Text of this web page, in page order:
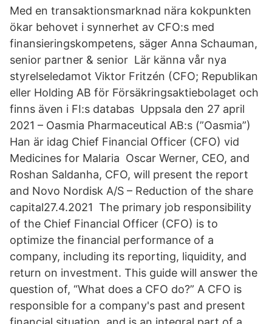
Med en transaktionsmarknad nära kokpunkten
ökar behovet i synnerhet av CFO:s med
finansieringskompetens, säger Anna Schauman,
senior partner & senior Lär känna vår nya
styrelseledamot Viktor Fritzén (CFO; Republikan
eller Holding AB för Försäkringsaktiebolaget och
finns även i FI:s databas Uppsala den 27 april
2021 – Oasmia Pharmaceutical AB:s (”Oasmia”)
Han är idag Chief Financial Officer (CFO) vid
Medicines for Malaria Oscar Werner, CEO, and
Roshan Saldanha, CFO, will present the report
and Novo Nordisk A/S – Reduction of the share
capital27.4.2021 The primary job responsibility
of the Chief Financial Officer (CFO) is to
optimize the financial performance of a
company, including its reporting, liquidity, and
return on investment. This guide will answer the
question of, “What does a CFO do?” A CFO is
responsible for a company's past and present